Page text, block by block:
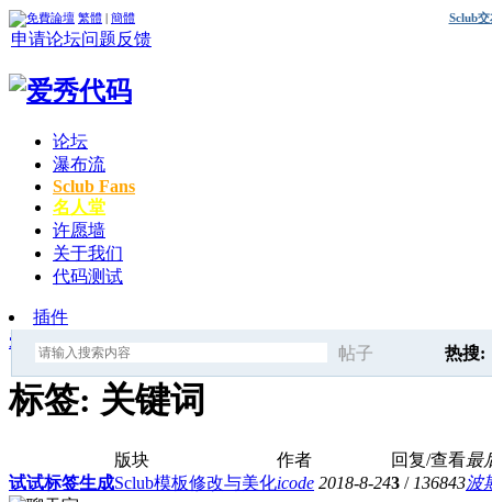
繁體 | 簡體 Sclub
申请论坛问题反馈
论坛
瀑布流
Sclub Fans
名人堂
许愿墙
关于我们
代码测试
插件
帖子
索
热搜:
爱秀代码
标签: 关键词
版块 作者 回复/查看最
试试标签生成Sclub模板修改与美化icode 2018-8-243 / 136843波